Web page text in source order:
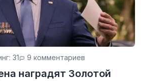
31 9 комментариев
наградят Золотой